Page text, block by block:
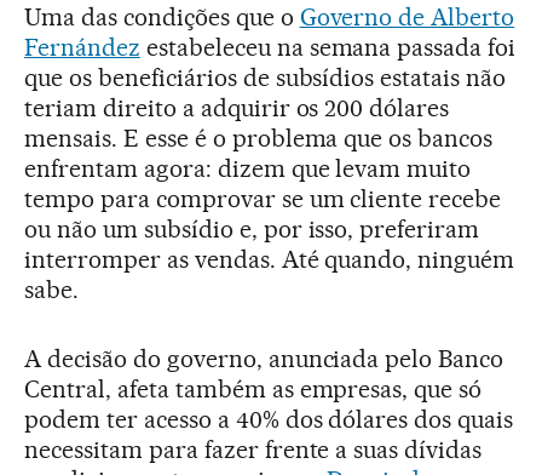
Uma das condições que o Governo de Alberto
Fernández estabeleceu na semana passada foi
que os beneficiários de subsídios estatais não
teriam direito a adquirir os 200 dólares
mensais. E esse é o problema que os bancos
enfrentam agora: dizem que levam muito
tempo para comprovar se um cliente recebe
ou não um subsídio e, por isso, preferiram
interromper as vendas. Até quando, ninguém
sabe.
A decisão do governo, anunciada pelo Banco
Central, afeta também as empresas, que só
podem ter acesso a 40% dos dólares dos quais
necessitam para fazer frente a suas dívidas